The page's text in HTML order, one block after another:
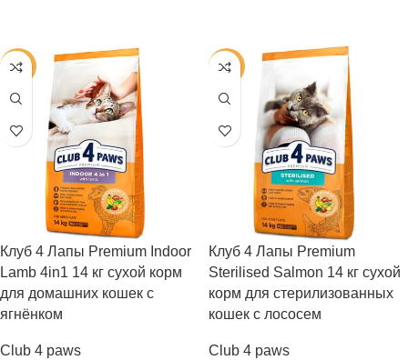
-19%
Клуб 4 Лапы Premium Indoor
Lamb 4in1 14 кг сухой корм
для домашних кошек с
ягнёнком
Club 4 paws
-19%
Клуб 4 Лапы Premium
Sterilised Salmon 14 кг сухой
корм для стерилизованных
кошек с лососем
Club 4 paws